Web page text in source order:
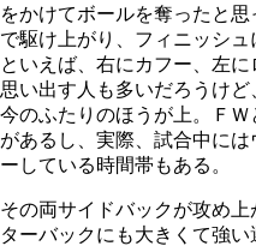
をかけてボールを奪ったと
で駆け上がり、フィニッシ
といえば、右にカフー、左
思い出す人も多いだろうけ
今のふたりのほうが上。Ｆ
があるし、実際、試合中に
ーしている時間帯もある。
その両サイドバックが攻め
ターバックにも大きくて強